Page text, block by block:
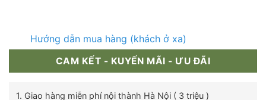
Hướng dẫn mua hàng (khách ở xa)
CAM KẾT - KUYẾN MÃI - ƯU ĐÃI
1. Giao hàng miễn phí nội thành Hà Nội ( 3 triệu )